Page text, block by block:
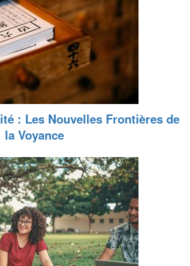
: Les Nouvelles Frontières de
la Voyance